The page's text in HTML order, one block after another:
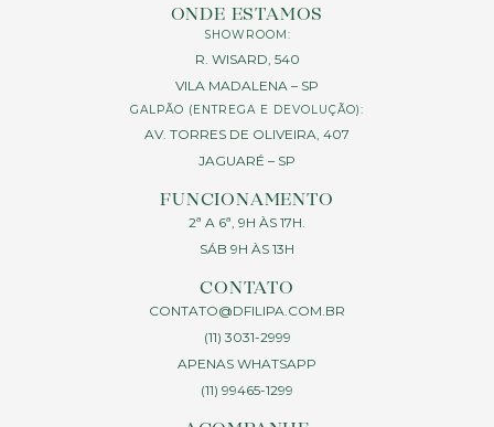
ONDE ESTAMOS
SHOWROOM:
R. WISARD, 540
VILA MADALENA – SP
GALPÃO (ENTREGA E DEVOLUÇÃO):
AV. TORRES DE OLIVEIRA, 407
JAGUARÉ – SP
FUNCIONAMENTO
2ª A 6ª, 9H ÀS 17H.
SÁB 9H ÀS 13H
CONTATO
CONTATO@DFILIPA.COM.BR
(11) 3031-2999
APENAS WHATSAPP
(11) 99465-1299